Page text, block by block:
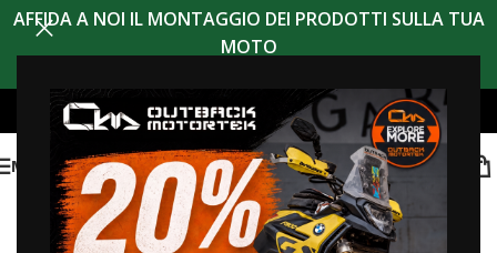
AFFIDA A NOI IL MONTAGGIO DEI PRODOTTI SULLA TUA
MOTO
MENU